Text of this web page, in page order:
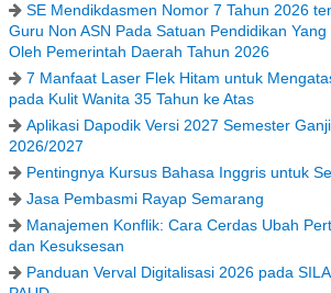
SE Mendikdasmen Nomor 7 Tahun 2026
Guru Non ASN Pada Satuan Pendidikan
Oleh Pemerintah Daerah Tahun 2026
7 Manfaat Laser Flek Hitam untuk
pada Kulit Wanita 35 Tahun ke Atas
Aplikasi Dapodik Versi 2027 Semester
2026/2027
Pentingnya Kursus Bahasa Inggris untuk
Jasa Pembasmi Rayap Semarang
Manajemen Konflik: Cara Cerdas Ubah
dan Kesuksesan
Panduan Verval Digitalisasi 2026 pada